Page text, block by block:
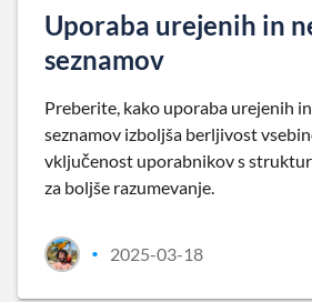
Uporaba urejenih in
seznamov
Preberite, kako uporaba urejenih
seznamov izboljša berljivost
vključenost uporabnikov s
za boljše razumevanje.
• 2025-03-18